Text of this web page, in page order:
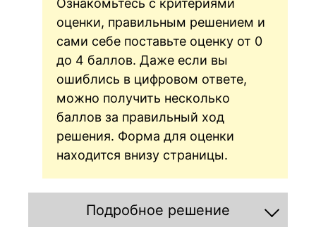
Ознакомьтесь с критериями
оценки, правильным решением и
сами себе поставьте оценку от 0
до 4 баллов. Даже если вы
ошиблись в цифровом ответе,
можно получить несколько
баллов за правильный ход
решения. Форма для оценки
находится внизу страницы.
Подробное решение